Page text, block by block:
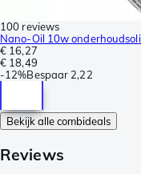
100 reviews
Nano-Oil 10w
€ 16,27
€ 18,49
-12%Bespaar 2,22
Bekijk alle combideals
Reviews